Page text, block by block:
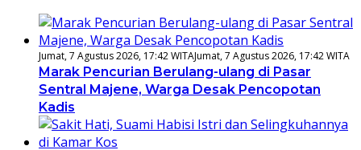
Jumat, 7 Agustus 2026, 17:42 WITAJumat, 7 Agustus 2026, 17:42 WITA
Marak Pencurian Berulang-ulang di Pasar
Sentral Majene, Warga Desak Pencopotan
Kadis